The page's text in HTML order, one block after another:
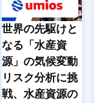
農
業
気
象
道
路
気
象
世界の先駆けと
なる「水産資
源」の気候変動
リスク分析に挑
戦、水産資源の